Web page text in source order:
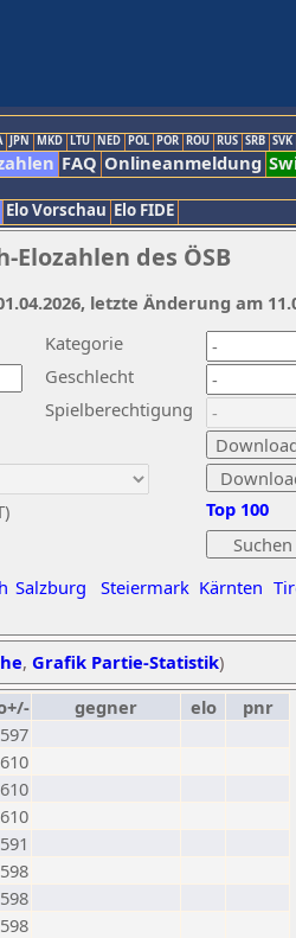
JPN MKD LTU NED POL POR ROU RUS SRB SVK
FAQ Onlineanmeldung
Elo Vorschau Elo FIDE
des ÖSB
Kategorie
Geschlecht
Spielberechtigung
Salzburg Steiermark Kärnten
Top 100
letzte Änderung am
, Grafik Partie-Statistik)
gegner elo
pnr